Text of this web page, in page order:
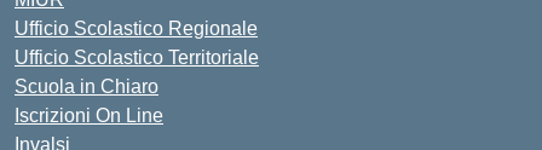
Ufficio Scolastico Regionale
Ufficio Scolastico Territoriale
Scuola in Chiaro
Iscrizioni On Line
Invalsi